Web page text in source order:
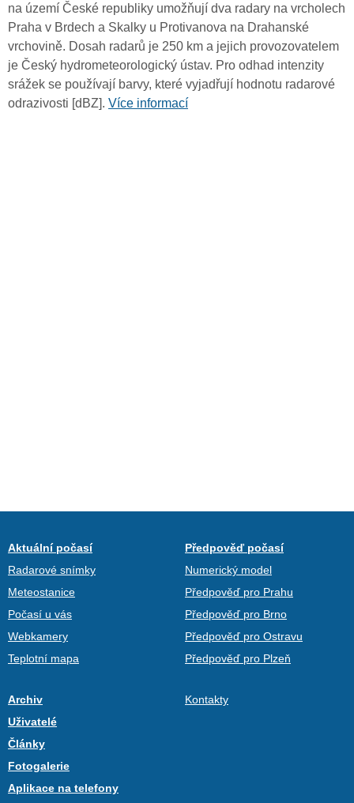
na území České republiky umožňují dva radary na vrcholech
Praha v Brdech a Skalky u Protivanova na Drahanské
vrchovině. Dosah radarů je 250 km a jejich provozovatelem
je Český hydrometeorologický ústav. Pro odhad intenzity
srážek se používají barvy, které vyjadřují hodnotu radarové
odrazivosti [dBZ]. Více informací
Aktuální počasí
Radarové snímky
Meteostanice
Počasí u vás
Webkamery
Teplotní mapa
Předpověď počasí
Numerický model
Předpověď pro Prahu
Předpověď pro Brno
Předpověď pro Ostravu
Předpověď pro Plzeň
Archiv
Uživatelé
Články
Fotogalerie
Aplikace na telefony
Kontakty